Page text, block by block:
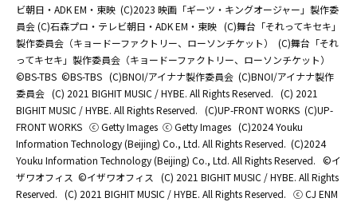
ビ朝日・ADK EM・東映 (C)2023 映画「ギーツ・キングオージャー」製作委
員会 (C)石森プロ・テレビ朝日・ADK EM・東映 (C)舞台「それってキセキ」
製作委員会（キョードーファクトリー、ローソンチケット）
(C)舞台「それ
ってキセキ」製作委員会（キョードーファクトリー、ローソンチケット）
©BS-TBS ©BS-TBS (C)BNOI/アイナナ製作委員会 (C)BNOI/アイナナ製作
委員会 (C) 2021 BIGHIT MUSIC / HYBE. All Rights Reserved. (C) 2021
BIGHIT MUSIC / HYBE. All Rights Reserved. (C)UP-FRONT WORKS (C)UP-
FRONT WORKS ⓒ Getty Images ⓒ Getty Images (C)2024 Youku
Information Technology (Beijing) Co., Ltd. All Rights Reserved. (C)2024
Youku Information Technology (Beijing) Co., Ltd. All Rights Reserved. ©イ
ザワオフィス ©イザワオフィス
(C) 2021 BIGHIT MUSIC / HYBE. All Rights
Reserved. (C) 2021 BIGHIT MUSIC / HYBE. All Rights Reserved. ⓒ CJ ENM